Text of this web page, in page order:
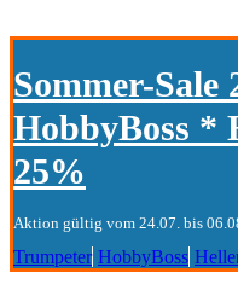
Sommer-Sale
HobbyBoss *
25%
Aktion gültig vom 24.07. bis
Trumpeter HobbyBoss